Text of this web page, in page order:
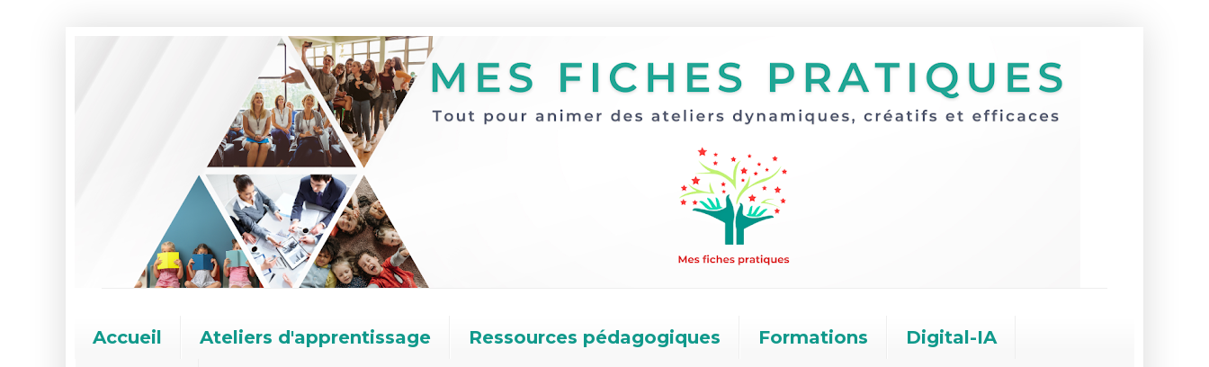
Accueil Ateliers d'apprentissage Ressources pédagogiques Formations
Digital-IA